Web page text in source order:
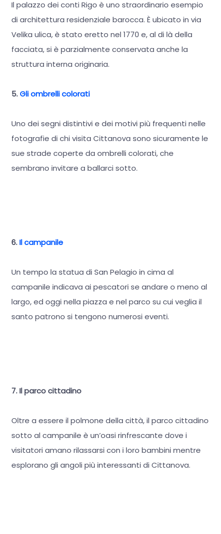
Il palazzo dei conti Rigo è uno straordinario esempio
di architettura residenziale barocca. È ubicato in via
Velika ulica, è stato eretto nel 1770 e, al di là della
facciata, si è parzialmente conservata anche la
struttura interna originaria.
5.Gli ombrelli colorati
Uno dei segni distintivi e dei motivi più frequenti nelle
fotografie di chi visita Cittanova sono sicuramente le
sue strade coperte da ombrelli colorati, che
sembrano invitare a ballarci sotto.
6.Il campanile
Un tempo la statua di San Pelagio in cima al
campanile indicava ai pescatori se andare o meno al
largo, ed oggi nella piazza e nel parco su cui veglia il
santo patrono si tengono numerosi eventi.
7. Il parco cittadino
Oltre a essere il polmone della città, il parco cittadino
sotto al campanile è un’oasi rinfrescante dove i
visitatori amano rilassarsi con i loro bambini mentre
esplorano gli angoli più interessanti di Cittanova.